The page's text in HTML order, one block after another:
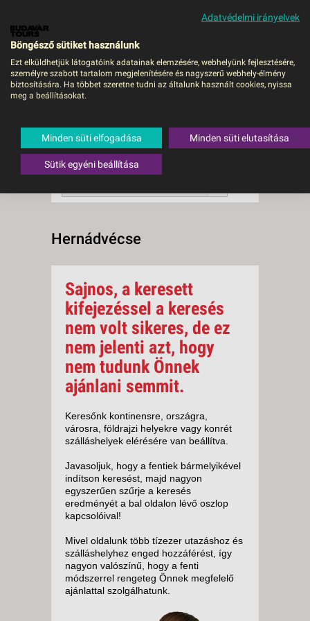
MENÜ
Hernádvécse
megfelelő utazásttaláltunk.
A keresővel tovább szűkítheti a
találati listát!
RENDEZÉS:
Hernádvécse
Sajnos, a keresett
kifejezéssel a keresés
nem volt sikeres, de ez
nem jelenti azt, hogy
nem tudunk Önnek
ajánlani semmit.
Keresőnk kontinensre, országra,
városra, földrajzi helyekre vagy konrét
szálláshelyek elérésére van beállítva.
Javasoljuk, hogy a fentiek bármelyikével
indítson keresést, majd nagyon
egyszerűen szűrje a keresés
eredményét a bal oldalon lévő oszlop
kapcsolóival!
Mivel oldalunk több tízezer utazáshoz és
szálláshelyhez enged hozzáférést, így
nagyon valószínű, hogy a fenti
módszerrel rengeteg Önnek megfelelő
ajánlattal szolgálhatunk.
Adatvédelmi irányelvek
Böngésző sütiket használunk
Ezt elküldhetjük látogatóink adatainak elemzésére, webhelyünk fejlesztésére,
személyre szabott tartalom megjelenítésére és nagyszerű webhely-élmény
biztosítására. Ha többet szeretne tudni az általunk használt cookies, nyissa
meg a beállításokat.
Minden süti elfogadása Minden süti elutasítása
Sütik egyéni beállítása